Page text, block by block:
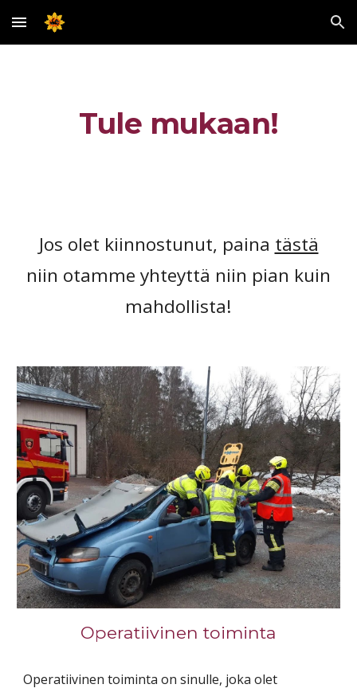
Skip to main content Skip to navigation
Tule mukaan!
Jos olet kiinnostunut, paina tästä
niin otamme yhteyttä niin pian kuin
mahdollista!
Operatiivinen toiminta
Operatiivinen toiminta on sinulle, joka olet